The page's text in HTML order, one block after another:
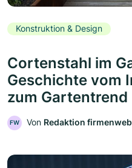
Konstruktion & Design
Cortenstahl im
Geschichte vom
zum Gartentrend
FW Von Redaktion